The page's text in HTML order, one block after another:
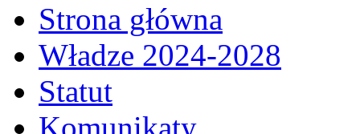
Strona główna
Władze 2024-2028
Statut
Komunikaty